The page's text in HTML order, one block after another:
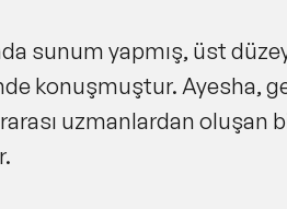
sunum yapmış, üst
konuşmuştur. Ayesha,
uzmanlardan oluşan